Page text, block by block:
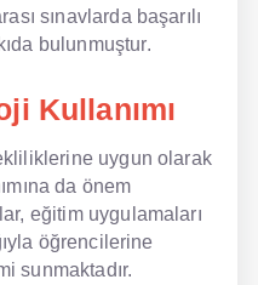
sınavlarda başarılı
bulunmuştur.
Kullanımı
uygun olarak
da önem
eğitim uygulamaları
öğrencilerine
sunmaktadır.